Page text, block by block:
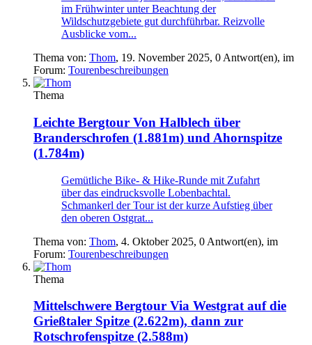
im Frühwinter unter Beachtung der
Wildschutzgebiete gut durchführbar. Reizvolle
Ausblicke vom...
Thema von: Thom, 19. November 2025, 0 Antwort(en), im
Forum: Tourenbeschreibungen
Thema
Leichte Bergtour Von Halblech über
Branderschrofen (1.881m) und Ahornspitze
(1.784m)
Gemütliche Bike- & Hike-Runde mit Zufahrt
über das eindrucksvolle Lobenbachtal.
Schmankerl der Tour ist der kurze Aufstieg über
den oberen Ostgrat...
Thema von: Thom, 4. Oktober 2025, 0 Antwort(en), im
Forum: Tourenbeschreibungen
Thema
Mittelschwere Bergtour Via Westgrat auf die
Grießtaler Spitze (2.622m), dann zur
Rotschrofenspitze (2.588m)